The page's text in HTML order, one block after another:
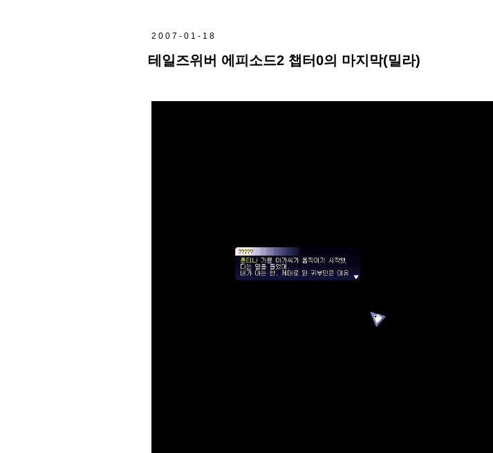
2007-01-18
테일즈위버 에피소드2 챕터0의 마지막(밀라)